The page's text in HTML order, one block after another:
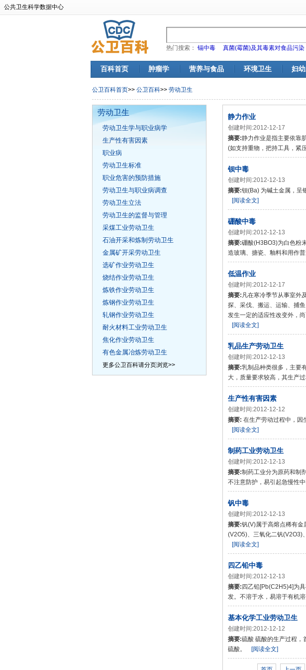
公共卫生科学数据中心
热门搜索： 镉中毒 真菌(霉菌)及其毒素对食品污染
百科首页 肿瘤学 营养与食品 环境卫生 妇
公卫百科首页>> 公卫百科>> 劳动卫生
静力作业
创建时间:2012-12-17
摘要:静力作业是指主要依靠
(如支持重物，把持工具，紧
钡中毒
创建时间:2012-12-13
摘要:钡(Ba) 为碱土金属，呈
[阅读全文]
硼酸中毒
创建时间:2012-12-13
摘要:硼酸(H3BO3)为白色粉
造玻璃、搪瓷、釉料和用作普
低温作业
创建时间:2012-12-17
摘要:凡在寒冷季节从事室外
探、采伐、搬运、运输、捕
发生一定的适应性改变外，
[阅读全文]
乳品生产劳动卫生
创建时间:2012-12-13
摘要:乳制品种类很多，主要
大，质量要求较高，其生产
生产性有害因素
创建时间:2012-12-12
摘要: 在生产劳动过程中，因
[阅读全文]
制药工业劳动卫生
创建时间:2012-12-13
摘要:制药工业分为原药和制
不注意防护，易引起急慢性中
钒中毒
创建时间:2012-12-13
摘要:钒(V)属于高熔点稀有
(V2O5)、三氧化二钒(V2O3)
[阅读全文]
四乙铅中毒
创建时间:2012-12-13
摘要: 四乙铅[Pb(C2H5)4]为
发。不溶于水，易溶于有机
基本化学工业劳动卫生
创建时间:2012-12-12
摘要:硫酸 硫酸的生产过程，
硫酸。
[阅读全文]
劳动卫生
劳动卫生学与职业病学
生产性有害因素
职业病
劳动卫生标准
职业危害的预防措施
劳动卫生与职业病调查
劳动卫生立法
劳动卫生的监督与管理
采煤工业劳动卫生
石油开采和炼制劳动卫生
金属矿开采劳动卫生
选矿作业劳动卫生
烧结作业劳动卫生
炼铁作业劳动卫生
炼钢作业劳动卫生
轧钢作业劳动卫生
耐火材料工业劳动卫生
焦化作业劳动卫生
有色金属冶炼劳动卫生
更多公卫百科请分页浏览>>